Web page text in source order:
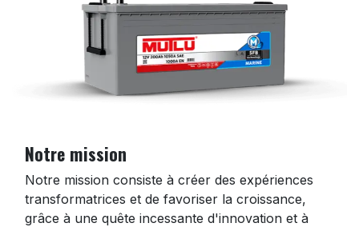
Notre mission
Notre mission consiste à créer des expériences
transformatrices et de favoriser la croissance,
grâce à une quête incessante d'innovation et à